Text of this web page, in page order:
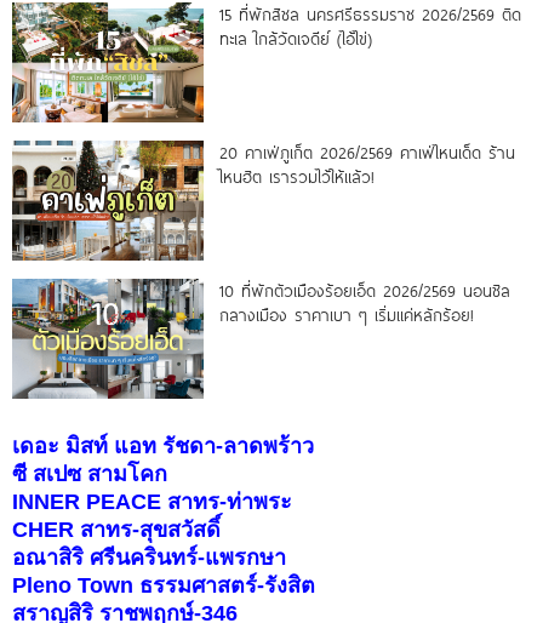
15 ที่พักสิชล นครศรีธรรมราช 2026/2569 ติด
ทะเล ใกล้วัดเจดีย์ (ไอ้ไข่)
20 คาเฟ่ภูเก็ต 2026/2569 คาเฟ่ไหนเด็ด ร้าน
ไหนฮิต เรารวมไว้ให้แล้ว!
10 ที่พักตัวเมืองร้อยเอ็ด 2026/2569 นอนชิล
กลางเมือง ราคาเบา ๆ เริ่มแค่หลักร้อย!
เดอะ มิสท์ แอท รัชดา-ลาดพร้าว
ซี สเปซ สามโคก
INNER PEACE สาทร-ท่าพระ
CHER สาทร-สุขสวัสดิ์
อณาสิริ ศรีนครินทร์-แพรกษา
Pleno Town ธรรมศาสตร์-รังสิต
สราญสิริ ราชพฤกษ์-346